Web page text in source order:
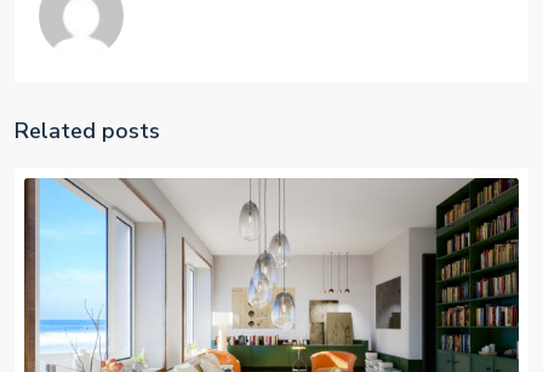
Related posts